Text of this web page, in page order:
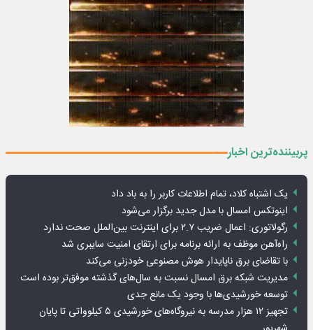
پربیننده‌ترین اخبار
یک اشتباه کلاد، تمام اطلاعات کاربر را به باد داد
اینوتکس امسال با مدل جدید برگزار می‌شود
رگولاتوری: اعمال ضریب ۲.۷ برای اینترنت بین‌الملل صحت ندارد
راه‌آهن موظف به ارائه برنامه برای ارتقای امنیت سایبری شد
با تقاضای برق ناپایدار هوش مصنوعی خودزنی می‌کند
مدیریت شبکه برق امسال نسبت به سال‌های گذشته موفق‌تر بوده است
توسعه خورشیدی‌ها با وجود یک مانع جدی
تجهیز ۱۲ هزار مدرسه به نیروگاه‌های خورشیدی ۵ کیلوواتی تا پایان